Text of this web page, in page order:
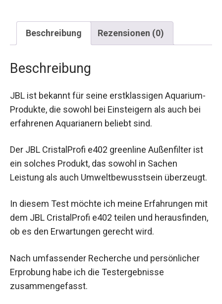
Beschreibung Rezensionen (0)
Beschreibung
JBL ist bekannt für seine erstklassigen Aquarium-
Produkte, die sowohl bei Einsteigern als auch bei
erfahrenen Aquarianern beliebt sind.
Der JBL CristalProfi e402 greenline Außenfilter ist
ein solches Produkt, das sowohl in Sachen
Leistung als auch Umweltbewusstsein überzeugt.
In diesem Test möchte ich meine Erfahrungen mit
dem JBL CristalProfi e402 teilen und herausfinden,
ob es den Erwartungen gerecht wird.
Nach umfassender Recherche und persönlicher
Erprobung habe ich die Testergebnisse
zusammengefasst.